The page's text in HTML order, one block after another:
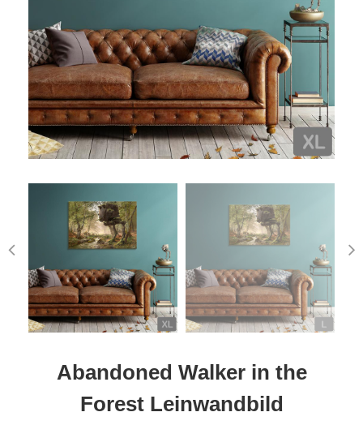
Abandoned Walker in the
Forest Leinwandbild